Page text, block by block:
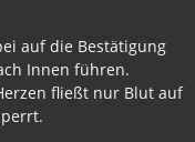
auf die Bestätigung
Innen führen.
fließt nur Blut auf